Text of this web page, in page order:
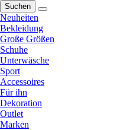
Suchen
Neuheiten
Bekleidung
Große Größen
Schuhe
Unterwäsche
Sport
Accessoires
Für ihn
Dekoration
Outlet
Marken